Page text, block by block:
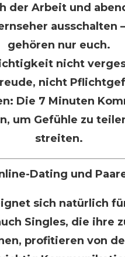
der Arbeit und
ausschalten
gehören nur euch.
nicht
nicht
Die 7 Minuten
um Gefühle zu
streiten.
Dating und
sich natürlich
Singles, die ihre
profitieren von